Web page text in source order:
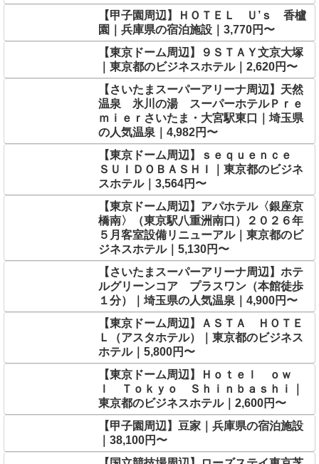
【甲子園周辺】ＨＯＴＥＬ Ｕ’ｓ 香櫨
園｜兵庫県の宿泊施設｜3,770円〜
【東京ドーム周辺】９ＳＴＡＹ文京大塚
｜東京都のビジネスホテル｜2,620円〜
【さいたまスーパーアリーナ周辺】天然
温泉 氷川の湯 スーパーホテルＰｒｅ
ｍｉｅｒさいたま・大宮駅東口｜埼玉県
の人気温泉｜4,982円〜
【東京ドーム周辺】ｓｅｑｕｅｎｃｅ
ＳＵＩＤＯＢＡＳＨＩ｜東京都のビジネ
スホテル｜3,564円〜
【東京ドーム周辺】アパホテル〈銀座京
橋南〉（東京駅八重洲南口）２０２６年
５月客室設備リニューアル｜東京都のビ
ジネスホテル｜5,130円〜
【さいたまスーパーアリーナ周辺】ホテ
ルグリーンコア プラスワン（本館徒歩
１分）｜埼玉県の人気温泉｜4,900円〜
【東京ドーム周辺】ＡＳＴＡ ＨＯＴＥ
Ｌ（アスタホテル）｜東京都のビジネス
ホテル｜5,800円〜
【東京ドーム周辺】Ｈｏｔｅｌ ｏｗ
ｌ Ｔｏｋｙｏ Ｓｈｉｎｂａｓｈｉ｜
東京都のビジネスホテル｜2,600円〜
【甲子園周辺】豆家｜兵庫県の宿泊施設
｜38,100円〜